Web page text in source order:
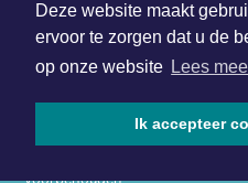
Deze website maakt
ervoor te zorgen dat u de
op onze website Lees
Ik accepteer
voorbehouden
Algemene voorwaarden
Disclaimer